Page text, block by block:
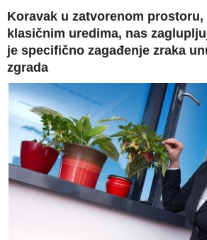
Koravak u zatvorenom
klasičnim uredima, nas
je specifično zagađenje zraka
zgrada